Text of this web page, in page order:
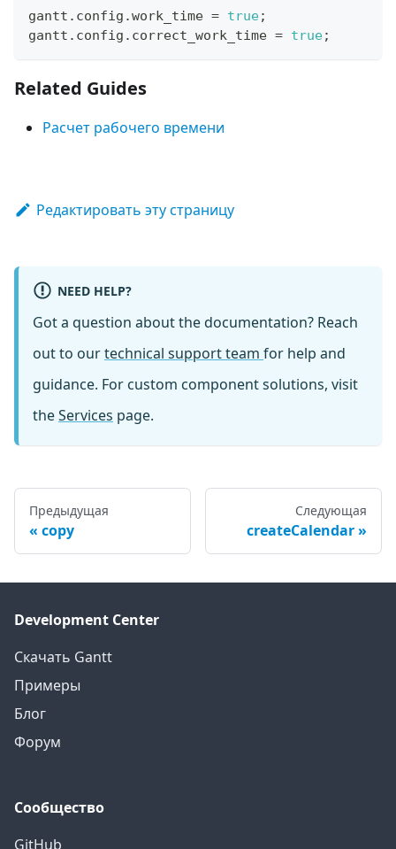
gantt . config .work_time = true;
gantt . config . correct_work_time = true;
Related Guides
Расчет рабочего времени
Редактировать эту страницу
NEED HELP?
Got a question about the documentation? Reach
out to ourtechnical support team for help and
guidance. For custom component solutions, visit
theServices page.
Предыдущая
copy
Следующая
createCalendar
Development Center
Скачать Gantt
Примеры
Блог
Форум
Сообщество
GitHub